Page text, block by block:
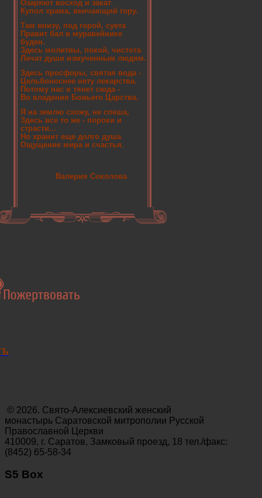
Озаряют восход и закат
Купол храма, венчающий гору.
Там внизу, под горой, суета
Правит бал в муравейнике
буден.
Здесь молитвы, покой, чистота
Лечат души измученным людям.
Здесь просфоры, святая вода -
Цельбоноснее нету лекарства.
Потому нас и тянет сюда -
Во владения Божьего Царства.
Я на землю схожу, не спеша,
Здесь все то же - пороки и
страсти...
Но хранит еще долго душа
Ощущение мира и счастья.
Валерия Соколова
© 2026. Свято-Алексиевский женский
монастырь Саратовской митрополии Русской
Православной Церкви
410009, г. Саратов, Замковый проезд, 18 тел./факс:
(8452) 65-58-34
S5 Box